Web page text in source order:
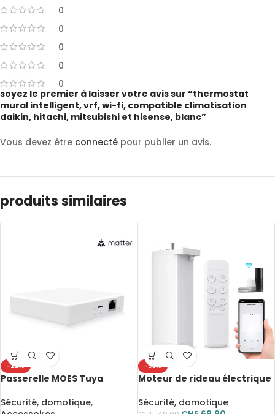
0
0
0
0
0
soyez le premier à laisser votre avis sur “thermostat
mural intelligent, vrf, wi-fi, compatible climatisation
daikin, hitachi, mitsubishi et hisense, blanc”
Vous devez être connecté pour publier un avis.
produits similaires
-22%
Passerelle MOES Tuya
pour maison connectée, hub
Sécurité, domotique,
-53%
Moteur de rideau électrique
design compact et discret,
Sécurité, domotique